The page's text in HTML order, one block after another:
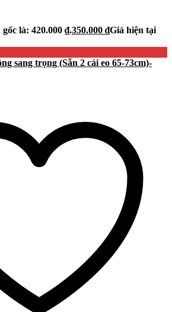
gốc là: 420.000 ₫.350.000 ₫Giá hiện tại